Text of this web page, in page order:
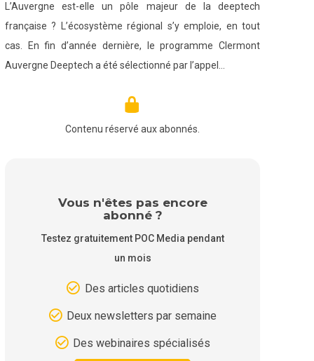
L’Auvergne est-elle un pôle majeur de la deeptech
française ? L’écosystème régional s’y emploie, en tout
cas. En fin d’année dernière, le programme Clermont
Auvergne Deeptech a été sélectionné par l’appel…
Contenu réservé aux abonnés.
Vous n'êtes pas encore
abonné ?
Testez gratuitement POC Media pendant
un mois
Des articles quotidiens
Deux newsletters par semaine
Des webinaires spécialisés